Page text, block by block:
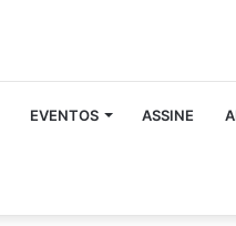
EVENTOS ASSINE